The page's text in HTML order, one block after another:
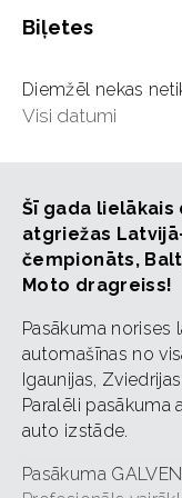
Biļetes
Diemžēl nekas
Visi datumi
Šī gada
atgriežas
čempionāts,
Moto dragreiss!
Pasākuma norises
automašīnas no
Igaunijas,
Paralēli
auto izstāde.
Pasākuma